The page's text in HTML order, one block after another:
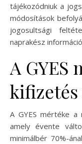
tájékozódniuk a
módosítások
jogosultsági
naprakész
A GYES
A GYES mértéke a
amely évente
minimálbér 70%-